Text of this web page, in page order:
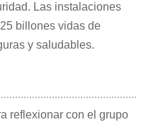
Las instalaciones
billones vidas de
y saludables.
reflexionar con el grupo